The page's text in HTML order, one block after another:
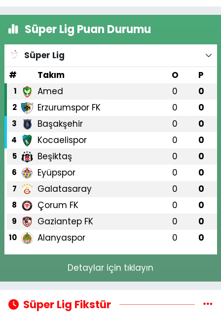
Süper Lig Puan Durumu
Süper Lig
#
Takım O P
1 Amed 0 0
2 Erzurumspor FK 0 0
3 Başakşehir 0 0
4 Kocaelispor 0 0
5 Beşiktaş 0 0
6 Eyüpspor 0 0
7 Galatasaray 0 0
8 Çorum FK 0 0
9 Gaziantep FK 0 0
10 Alanyaspor 0 0
Detaylar için tıklayın
Süper Lig Fikstür